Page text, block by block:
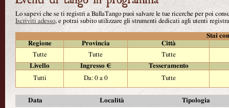
Lo sapevi che se ti registri a BallaTango puoi salvare le tue ricerche per poi
Iscriviti adesso, e potrai subito utilizzare gli strumenti dedicati agli utenti
Stai
Regione
Provincia
Città
Tutte
Tutte
Tutte
Livello
Ingresso €
Tesseramento
Tutti
Da: 0 a 0 Tutte
Data Località Tipologia